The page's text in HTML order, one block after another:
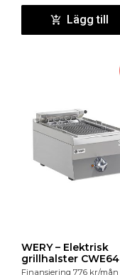
Lägg till
WERY – Elektrisk
grillhalster CWE64
Finansiering 776 kr/mån